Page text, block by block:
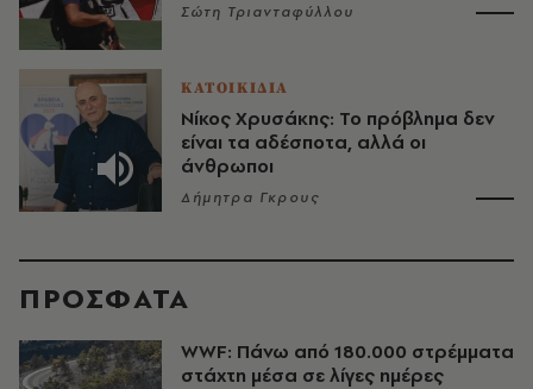
Σώτη Τριανταφύλλου
ΚΑΤΟΙΚΙΔΙΑ
Νίκος Χρυσάκης: Το πρόβλημα δεν
είναι τα αδέσποτα, αλλά οι
άνθρωποι
Δήμητρα Γκρους
ΠΡΟΣΦΑΤΑ
WWF: Πάνω από 180.000 στρέμματα
στάχτη μέσα σε λίγες ημέρες